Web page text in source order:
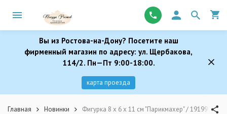
Вы из Ростова-на-Дону? Посетите наш
фирменный магазин по адресу: ул. Щербакова,
114/2. Пн—Пт 9:00-18:00.
карта проезда
Главная Новинки Фигурка 8 х 6 х 11 см "Парикмахер" / 191991